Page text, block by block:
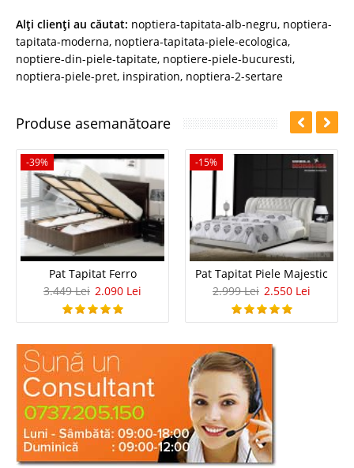
Alţi clienţi au căutat: noptiera-tapitata-alb-negru, noptiera-
tapitata-moderna, noptiera-tapitata-piele-ecologica,
noptiere-din-piele-tapitate, noptiere-piele-bucuresti,
noptiera-piele-pret, inspiration, noptiera-2-sertare
Produse asemanătoare
-39%
Pat Tapitat Ferro
3.449 Lei 2.090 Lei
-15%
Pat Tapitat Piele Majestic
2.999 Lei 2.550 Lei